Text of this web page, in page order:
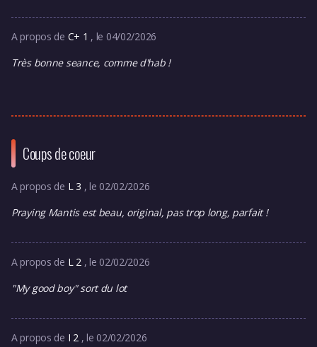
A propos de C+ 1 , le 04/02/2026
Très bonne seance, comme d'hab !
Coups de coeur
A propos de L 3 , le 02/02/2026
Praying Mantis est beau, original, pas trop long, parfait !
A propos de L 2 , le 02/02/2026
"My good boy" sort du lot
A propos de I 2 , le 02/02/2026